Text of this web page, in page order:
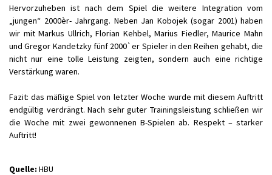
Hervorzuheben ist nach dem Spiel die weitere Integration vom
„jungen“ 2000èr- Jahrgang. Neben Jan Kobojek (sogar 2001) haben
wir mit Markus Ullrich, Florian Kehbel, Marius Fiedler, Maurice Mahn
und Gregor Kandetzky fünf 2000`er Spieler in den Reihen gehabt, die
nicht nur eine tolle Leistung zeigten, sondern auch eine richtige
Verstärkung waren.
Fazit: das mäßige Spiel von letzter Woche wurde mit diesem Auftritt
endgültig verdrängt. Nach sehr guter Trainingsleistung schließen wir
die Woche mit zwei gewonnenen B-Spielen ab. Respekt – starker
Auftritt!
Quelle: HBU